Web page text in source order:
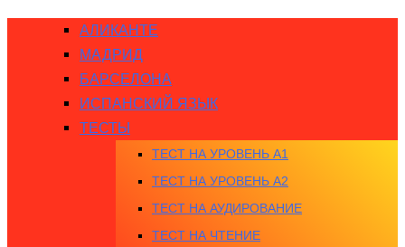
АЛИКАНТЕ
МАДРИД
БАРСЕЛОНА
ИСПАНСКИЙ ЯЗЫК
ТЕСТЫ
ТЕСТ НА УРОВЕНЬ A1
ТЕСТ НА УРОВЕНЬ A2
ТЕСТ НА АУДИРОВАНИЕ
ТЕСТ НА ЧТЕНИЕ